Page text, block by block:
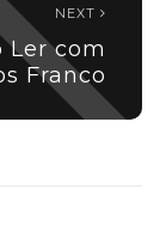
NEXT
Ler com
Franco